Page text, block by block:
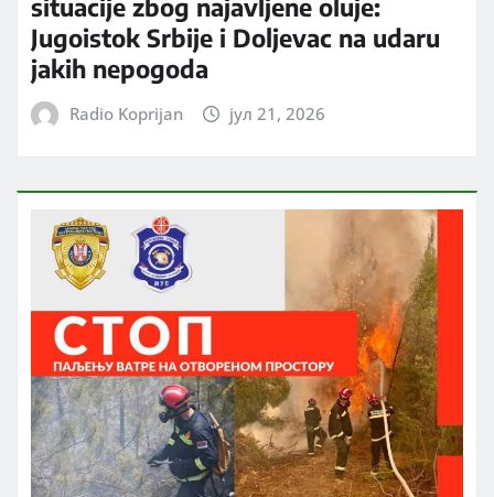
situacije zbog najavljene oluje:
Jugoistok Srbije i Doljevac na udaru
jakih nepogoda
Radio Koprijan јул 21, 2026